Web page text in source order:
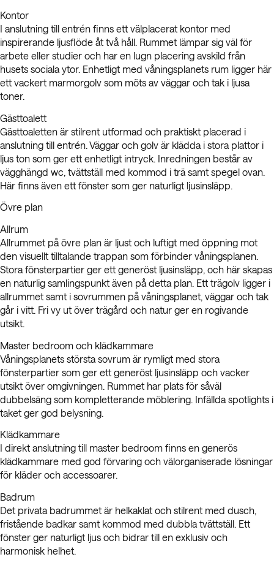
Kontor
I anslutning till entrén finns ett välplacerat kontor med
inspirerande ljusflöde åt två håll. Rummet lämpar sig väl för
arbete eller studier och har en lugn placering avskild från
husets sociala ytor. Enhetligt med våningsplanets rum ligger här
ett vackert marmorgolv som möts av väggar och tak i ljusa
toner.
Gästtoalett
Gästtoaletten är stilrent utformad och praktiskt placerad i
anslutning till entrén. Väggar och golv är klädda i stora plattor i
ljus ton som ger ett enhetligt intryck. Inredningen består av
vägghängd wc, tvättställ med kommod i trä samt spegel ovan.
Här finns även ett fönster som ger naturligt ljusinsläpp.
Övre plan
Allrum
Allrummet på övre plan är ljust och luftigt med öppning mot
den visuellt tilltalande trappan som förbinder våningsplanen.
Stora fönsterpartier ger ett generöst ljusinsläpp, och här skapas
en naturlig samlingspunkt även på detta plan. Ett trägolv ligger i
allrummet samt i sovrummen på våningsplanet, väggar och tak
går i vitt. Fri vy ut över trägård och natur ger en rogivande
utsikt.
Master bedroom och klädkammare
Våningsplanets största sovrum är rymligt med stora
fönsterpartier som ger ett generöst ljusinsläpp och vacker
utsikt över omgivningen. Rummet har plats för såväl
dubbelsäng som kompletterande möblering. Infällda spotlights i
taket ger god belysning.
Klädkammare
I direkt anslutning till master bedroom finns en generös
klädkammare med god förvaring och välorganiserade lösningar
för kläder och accessoarer.
Badrum
Det privata badrummet är helkaklat och stilrent med dusch,
fristående badkar samt kommod med dubbla tvättställ. Ett
fönster ger naturligt ljus och bidrar till en exklusiv och
harmonisk helhet.